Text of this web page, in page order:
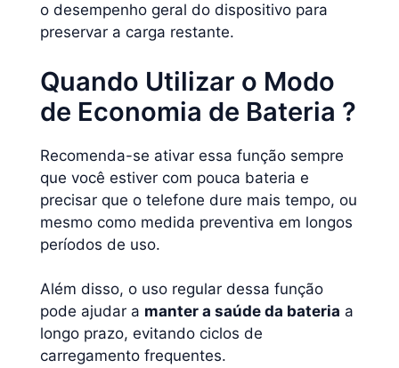
o desempenho geral do dispositivo para
preservar a carga restante.
Quando Utilizar o Modo
de Economia de Bateria ?
Recomenda-se ativar essa função sempre
que você estiver com pouca bateria e
precisar que o telefone dure mais tempo, ou
mesmo como medida preventiva em longos
períodos de uso.
Além disso, o uso regular dessa função
pode ajudar a manter a saúde da bateria a
longo prazo, evitando ciclos de
carregamento frequentes.